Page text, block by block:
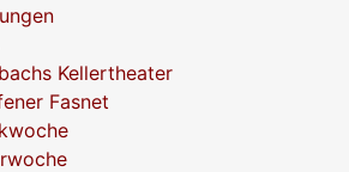
Kellertheater
Fasnet